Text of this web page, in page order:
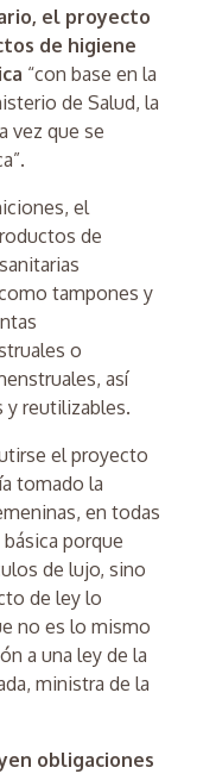
el proyecto
de higiene
“con base en la
de Salud, la
vez que se
el
de
tampones y
o
así
reutilizables.
el proyecto
tomado la
en todas
porque
de lujo, sino
de ley lo
no es lo mismo
a una ley de la
ministra de la
obligaciones